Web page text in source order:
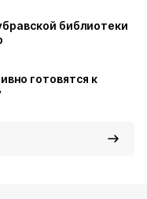
библиотеки
готовятся к